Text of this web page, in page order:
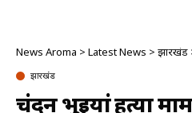
News Aroma > Latest News > झारखंड
झारखंड
चंदन भुइयां हत्या